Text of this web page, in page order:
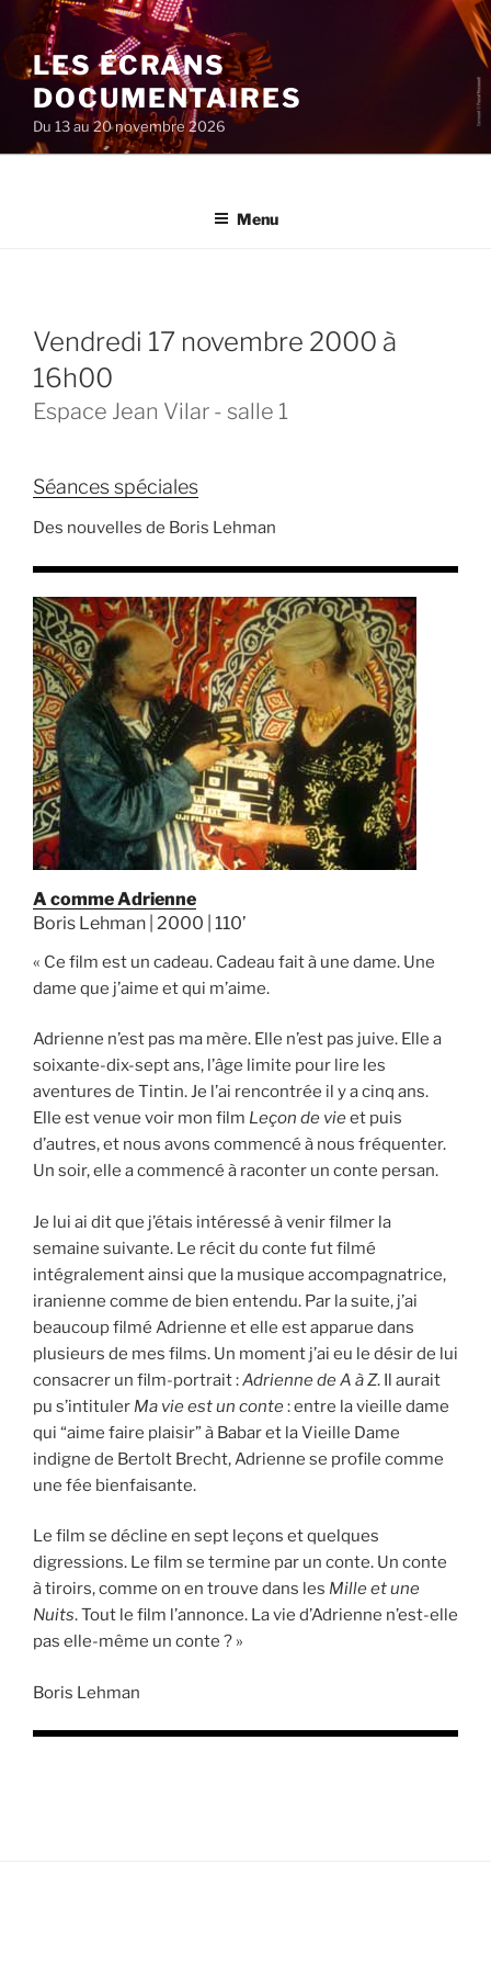
au
contenu
principal
LES ÉCRANS
DOCUMENTAIRES
Du 13 au 20 novembre 2026
Menu
vendredi 17 novembre 2000 à
16h00
Espace Jean Vilar - salle 1
Séances spéciales
Des nouvelles de Boris Lehman
A comme Adrienne
Boris Lehman | 2000 | 110’
« Ce film est un cadeau. Cadeau fait à une dame. Une
dame que j’aime et qui m’aime.
Adrienne n’est pas ma mère. Elle n’est pas juive. Elle a
soixante-dix-sept ans, l’âge limite pour lire les
aventures de Tintin. Je l’ai rencontrée il y a cinq ans.
Elle est venue voir mon film Leçon de vieet puis
d’autres, et nous avons commencé à nous fréquenter.
Un soir, elle a commencé à raconter un conte persan.
Je lui ai dit que j’étais intéressé à venir filmer la
semaine suivante. Le récit du conte fut filmé
intégralement ainsi que la musique accompagnatrice,
iranienne comme de bien entendu. Par la suite, j’ai
beaucoup filmé Adrienne et elle est apparue dans
plusieurs de mes films. Un moment j’ai eu le désir de lui
consacrer un film-portrait :Adrienne de A à Z. Il aurait
pu s’intituler Ma vie est un conte: entre la vieille dame
qui “aime faire plaisir” à Babar et la Vieille Dame
indigne de Bertolt Brecht, Adrienne se profile comme
une fée bienfaisante.
Le film se décline en sept leçons et quelques
digressions. Le film se termine par un conte. Un conte
à tiroirs, comme on en trouve dans les Mille et une
Nuits. Tout le film l’annonce. La vie d’Adrienne n’est-elle
pas elle-même un conte ? »
Boris Lehman